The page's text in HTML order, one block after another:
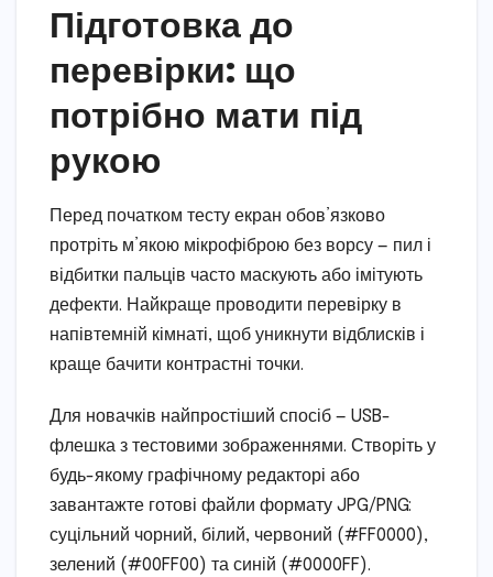
Підготовка до
перевірки: що
потрібно мати під
рукою
Перед початком тесту екран обов’язково
протріть м’якою мікрофіброю без ворсу — пил і
відбитки пальців часто маскують або імітують
дефекти. Найкраще проводити перевірку в
напівтемній кімнаті, щоб уникнути відблисків і
краще бачити контрастні точки.
Для новачків найпростіший спосіб — USB-
флешка з тестовими зображеннями. Створіть у
будь-якому графічному редакторі або
завантажте готові файли формату JPG/PNG:
суцільний чорний, білий, червоний (#FF0000),
зелений (#00FF00) та синій (#0000FF).